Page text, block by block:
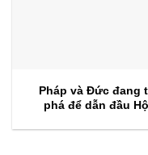
Pháp và Đức đang
phá để dẫn đầu